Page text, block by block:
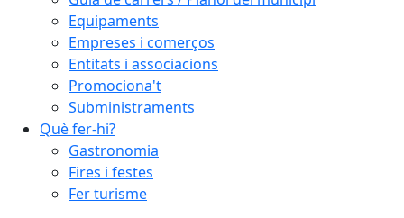
Equipaments
Empreses i comerços
Entitats i associacions
Promociona't
Subministraments
Què fer-hi?
Gastronomia
Fires i festes
Fer turisme